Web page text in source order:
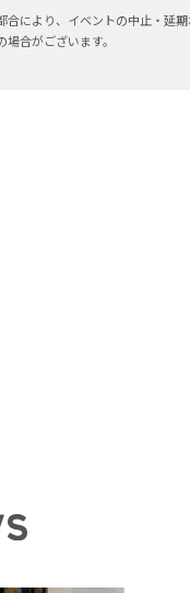
合により、イベントの中止・延
場合がございます。